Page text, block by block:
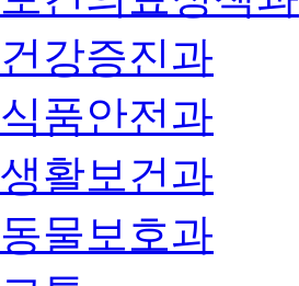
건강증진과
식품안전과
생활보건과
동물보호과